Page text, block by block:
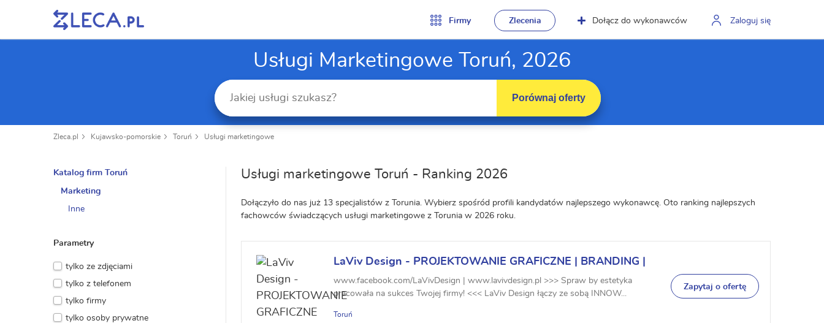
Firmy Zlecenia Dołącz do wykonawców Zaloguj się
Usługi Marketingowe Toruń, 2026
Porównaj oferty
Zleca.pl Kujawsko-pomorskie Toruń Usługi marketingowe
Usługi marketingowe Toruń - Ranking 2026
Dołączyło do nas już 13 specjalistów z Torunia. Wybierz spośród profili kandydatów najlepszego wykonawcę. Oto ranking najlepszych
fachowców świadczących usługi marketingowe z Torunia w 2026 roku.
LaViv Design - PROJEKTOWANIE GRAFICZNE | BRANDING |
REKLAMA
www.facebook.com/LaVivDesign | www.lavivdesign.pl >>> Spraw by estetyka
pracowała na sukces Twojej firmy! <<< LaViv Design łączy ze sobą INNOW...
Toruń
Zapytaj o ofertę
Katalog firm Toruń
Marketing
Inne
Parametry
tylko ze zdjęciami
tylko z telefonem
tylko firmy
tylko osoby prywatne